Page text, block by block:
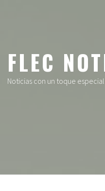
FLEC
Noticias con un toque